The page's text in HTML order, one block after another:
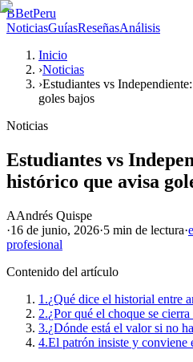
BBetPeru
NoticiasGuíasReseñasAnálisis
Inicio
›Noticias
›Estudiantes vs
goles bajos
Noticias
Estudiantes vs
histórico que avisa
AAndrés Quispe
·16 de junio, 2026·5 min de lectura·
profesional
Contenido del artículo
1.¿Qué dice el historial entre
2.¿Por qué el choque se cierra
3.¿Dónde está el valor si no
4.El patrón insiste y conviene